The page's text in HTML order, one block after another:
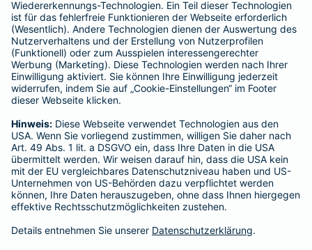
BELIEBTE SEITEN
Kranken-Zusatzversicherung
Tierversicherungen
Haftpflichtversicherung
Hausratversicherung
Adresse ändern
Schaden melden
Kilometerstandsmeldung
Serviceübersicht